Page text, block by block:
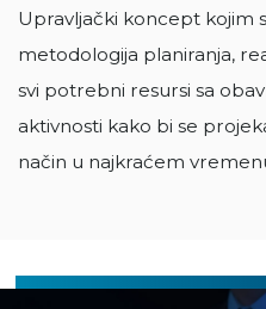
Upravljački koncept kojim
metodologija planiranja,
svi potrebni resursi sa
aktivnosti kako bi se
način u najkraćem